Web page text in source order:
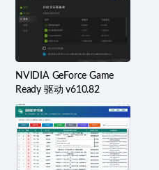
NVIDIA GeForce Game
Ready 驱动 v610.82